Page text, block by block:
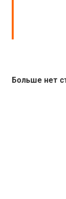
Больше нет